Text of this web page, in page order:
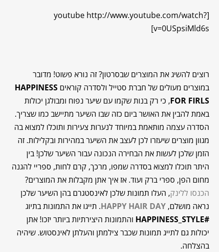
[youtube http://www.youtube.com/watch?
v=0USpsiMld6s]
רוצים להשיג את המוצרים שבסרטון? זה נורא פשוט! מדובר
במוצרים מעולים של חברת סטייל ולסדרה קוראים HAPPINESS
FOR FIRLS, כי רק בנות שקמו עם שיער נפוח ומבולגן יכולות
באמת להבין את האושר ביום כזה שבו השיער מתיישב כמו שצריך.
הסדרה עצמה מותאמת במיוחד לנערות צעירות ותוכלו למצוא בה
מגוון מוצרים שיעזרו לכן לעצב את השיער במהירות ובקלילות. זה
הזמן שלכן לעשות את הבחירה הנכונה עבור השיער שלכן! בין
היתר תוכלו למצוא בסדרה שמפו, מרכך, קרם לחות, ספריי להגנה
מחום הפן, ספרי ברק ועוד. אז איך אתן מקבלות את המוצרים?
הכנסו ללינק, העלו תמונות שלכן לאינסטגרם בהן השיער שלכן
נראה מושלם, HAPPY HAIR DAY. תייגו את התמונות בתיוג
#HAPPINESS_STYLE
והתמונות היצירתיות ביותר יזכו! אתן
יכולות גם לתייג תמונות שכבר צילמתן והעלתן לאינסטוש. שיהיה
בהצלחה.